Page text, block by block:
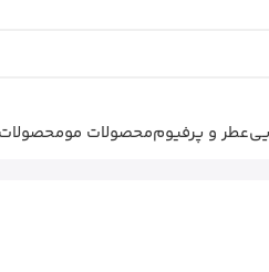
عطر و پرفیوممحصولات مو
پروتئین مو اونیکس دریم‌ گلد 850 میل